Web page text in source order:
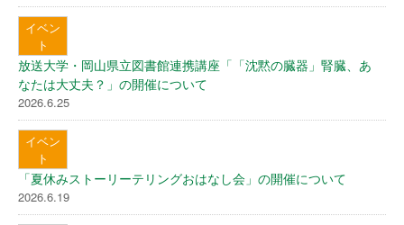
イベン
ト
放送大学・岡山県立図書館連携講座「「沈黙の臓器」腎臓、あ
なたは大丈夫？」の開催について
2026.6.25
イベン
ト
「夏休みストーリーテリングおはなし会」の開催について
2026.6.19